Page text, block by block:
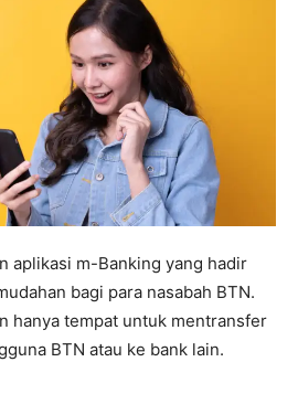
aplikasi m-Banking yang hadir
bagi para nasabah BTN.
hanya tempat untuk mentransfer
BTN atau ke bank lain.